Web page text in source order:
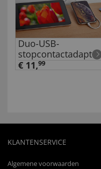
Duo-USB-
stopcontactadapter
€ 11,99
KLANTENSERVICE
Algemene voorwaarden